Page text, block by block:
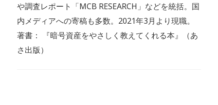
や調査レポート「MCB RESEARCH」などを統括。国
内メディアへの寄稿も多数。2021年3月より現職。
著書： 『暗号資産をやさしく教えてくれる本』（あ
さ出版）